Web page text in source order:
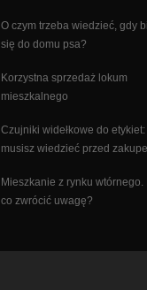
O czym trzeba wiedzieć, gdy
się do domu psa?
Korzystna sprzedaż lokum
mieszkalnego
Czujniki widełkowe do
musisz wiedzieć przed
Mieszkanie z rynku wtórnego.
co zwrócić uwagę?